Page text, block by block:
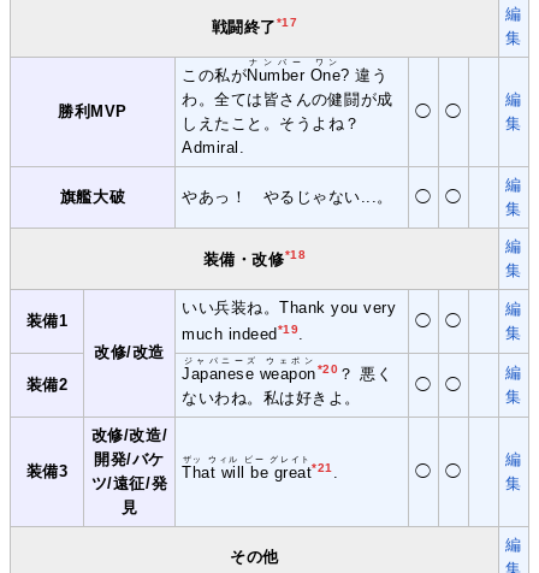
戦闘終了*17
編
集
勝利MVP
この私がNumber One
ナンバー ワン
? 違う
わ。全ては皆さんの健闘が成
しえたこと。そうよね？
Admiral.
◯ ◯
編
集
旗艦大破 やあっ！ やるじゃない...。 ◯ ◯
編
集
装備・改修*18
編
集
装備1
改修/改造
いい兵装ね。Thank you very
much indeed*19.
◯ ◯
編
集
装備2
Japanese weapon
ジャパニーズ ウェポン
*20 ？ 悪く
ないわね。私は好きよ。
◯ ◯
編
集
装備3
改修/改造/
開発/バケ
ツ/遠征/発
見
That will be great
ザッ ウィル ビー グレイト
*21. ◯ ◯
編
集
その他
編
集